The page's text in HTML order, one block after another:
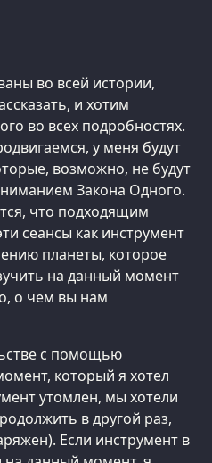
во всей истории,
и хотим
во всех подробностях.
у меня будут
возможно, не будут
Закона Одного.
что подходящим
сеансы как инструмент
планеты, которое
на данный момент
о чем вы нам
с помощью
который я хотел
утомлен, мы хотели
в другой раз,
Если инструмент в